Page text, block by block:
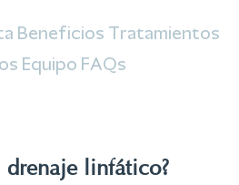
Beneficios Tratamientos
Equipo FAQs
drenaje linfático?